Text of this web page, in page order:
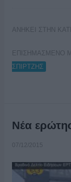
ΑΝΗΚΕΙ ΣΤΗΝ
ΕΠΙΣΗΜΑΣΜΕΝΟ
ΣΠΙΡΤΖΗΣ
Νέα
07/12/2015